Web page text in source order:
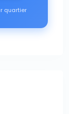
quartier